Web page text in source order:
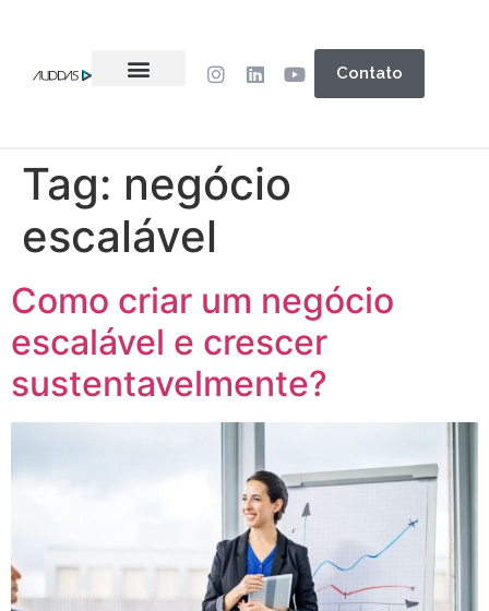
Contato
Tag: negócio
escalável
Como criar um negócio
escalável e crescer
sustentavelmente?